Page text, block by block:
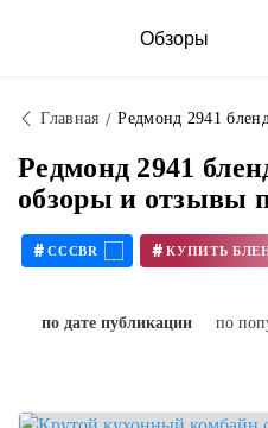
Обзоры
Главная Редмонд 2941
Редмонд 2941
обзоры и отзывы
# CCCBR #
по дате публикации по